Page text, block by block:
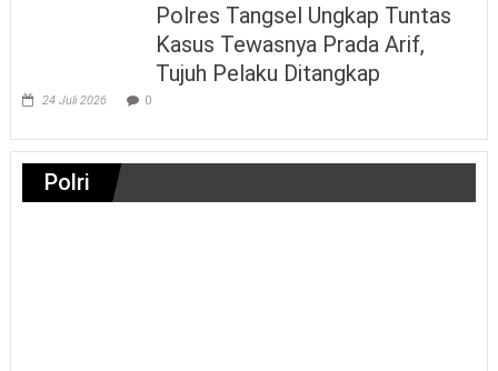
Polres Tangsel Ungkap Tuntas
Kasus Tewasnya Prada Arif,
Tujuh Pelaku Ditangkap
24 Juli 2026 0
Polri